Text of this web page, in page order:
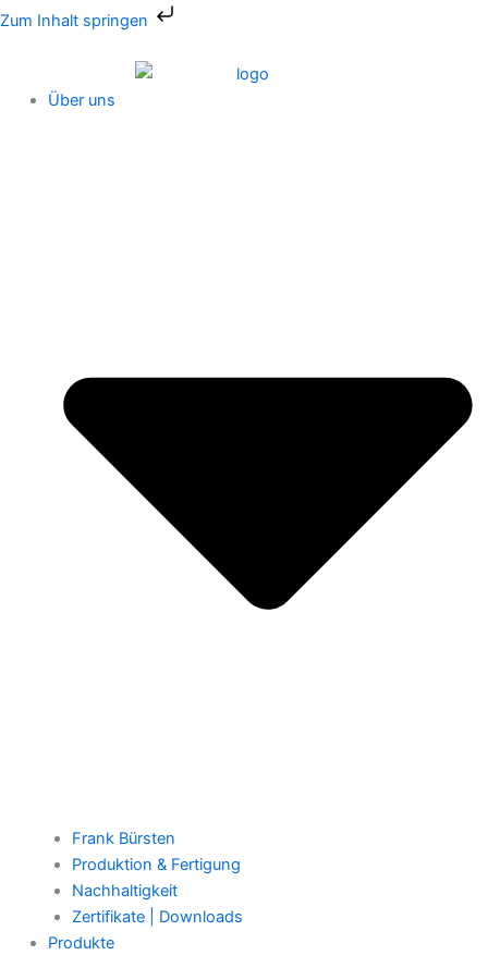
Zum Inhalt springen
Zum
Über uns
Frank Bürsten
Produktion & Fertigung
Nachhaltigkeit
Zertifikate | Downloads
Produkte